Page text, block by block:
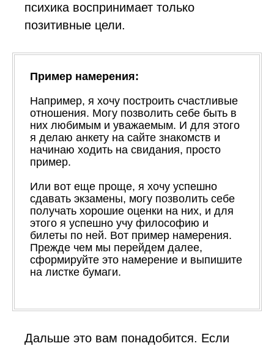
психика воспринимает только
позитивные цели.
Пример намерения:
Например, я хочу построить счастливые
отношения. Могу позволить себе быть в
них любимым и уважаемым. И для этого
я делаю анкету на сайте знакомств и
начинаю ходить на свидания, просто
пример.
Или вот еще проще, я хочу успешно
сдавать экзамены, могу позволить себе
получать хорошие оценки на них, и для
этого я успешно учу философию и
билеты по ней. Вот пример намерения.
Прежде чем мы перейдем далее,
сформируйте это намерение и выпишите
на листке бумаги.
Дальше это вам понадобится. Если